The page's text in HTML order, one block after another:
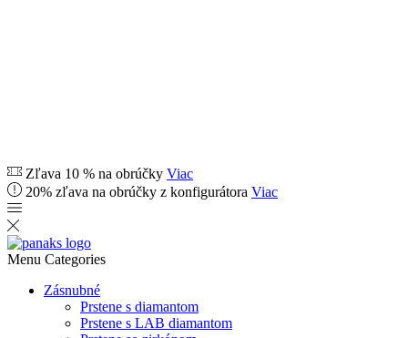
Zľava 10 % na obrúčky Viac
20% zľava na obrúčky z konfigurátora Viac
Menu Categories
Zásnubné
Prstene s diamantom
Prstene s LAB diamantom